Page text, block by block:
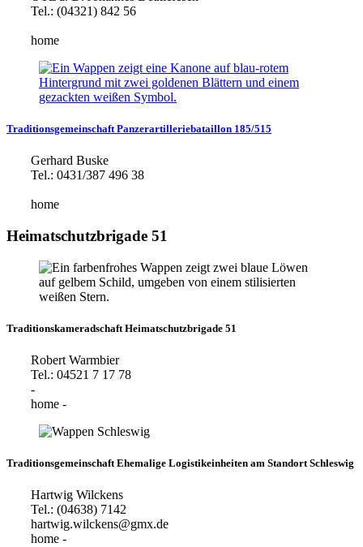
Tel.: (04321) 842 56
home
Traditionsgemeinschaft Panzerartilleriebataillon 185/515
Gerhard Buske
Tel.: 0431/387 496 38
home
Heimatschutzbrigade 51
Traditionskameradschaft Heimatschutzbrigade 51
Robert Warmbier
Tel.: 04521 7 17 78
-
home -
Traditionsgemeinschaft Ehemalige Logistikeinheiten am Standort Schleswig
Hartwig Wilckens
Tel.: (04638) 7142
hartwig.wilckens@gmx.de
home -